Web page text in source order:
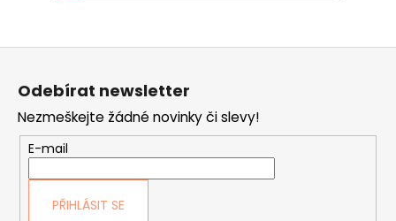
Odebírat newsletter
Nezmeškejte žádné novinky či slevy!
E-mail
PŘIHLÁSIT SE